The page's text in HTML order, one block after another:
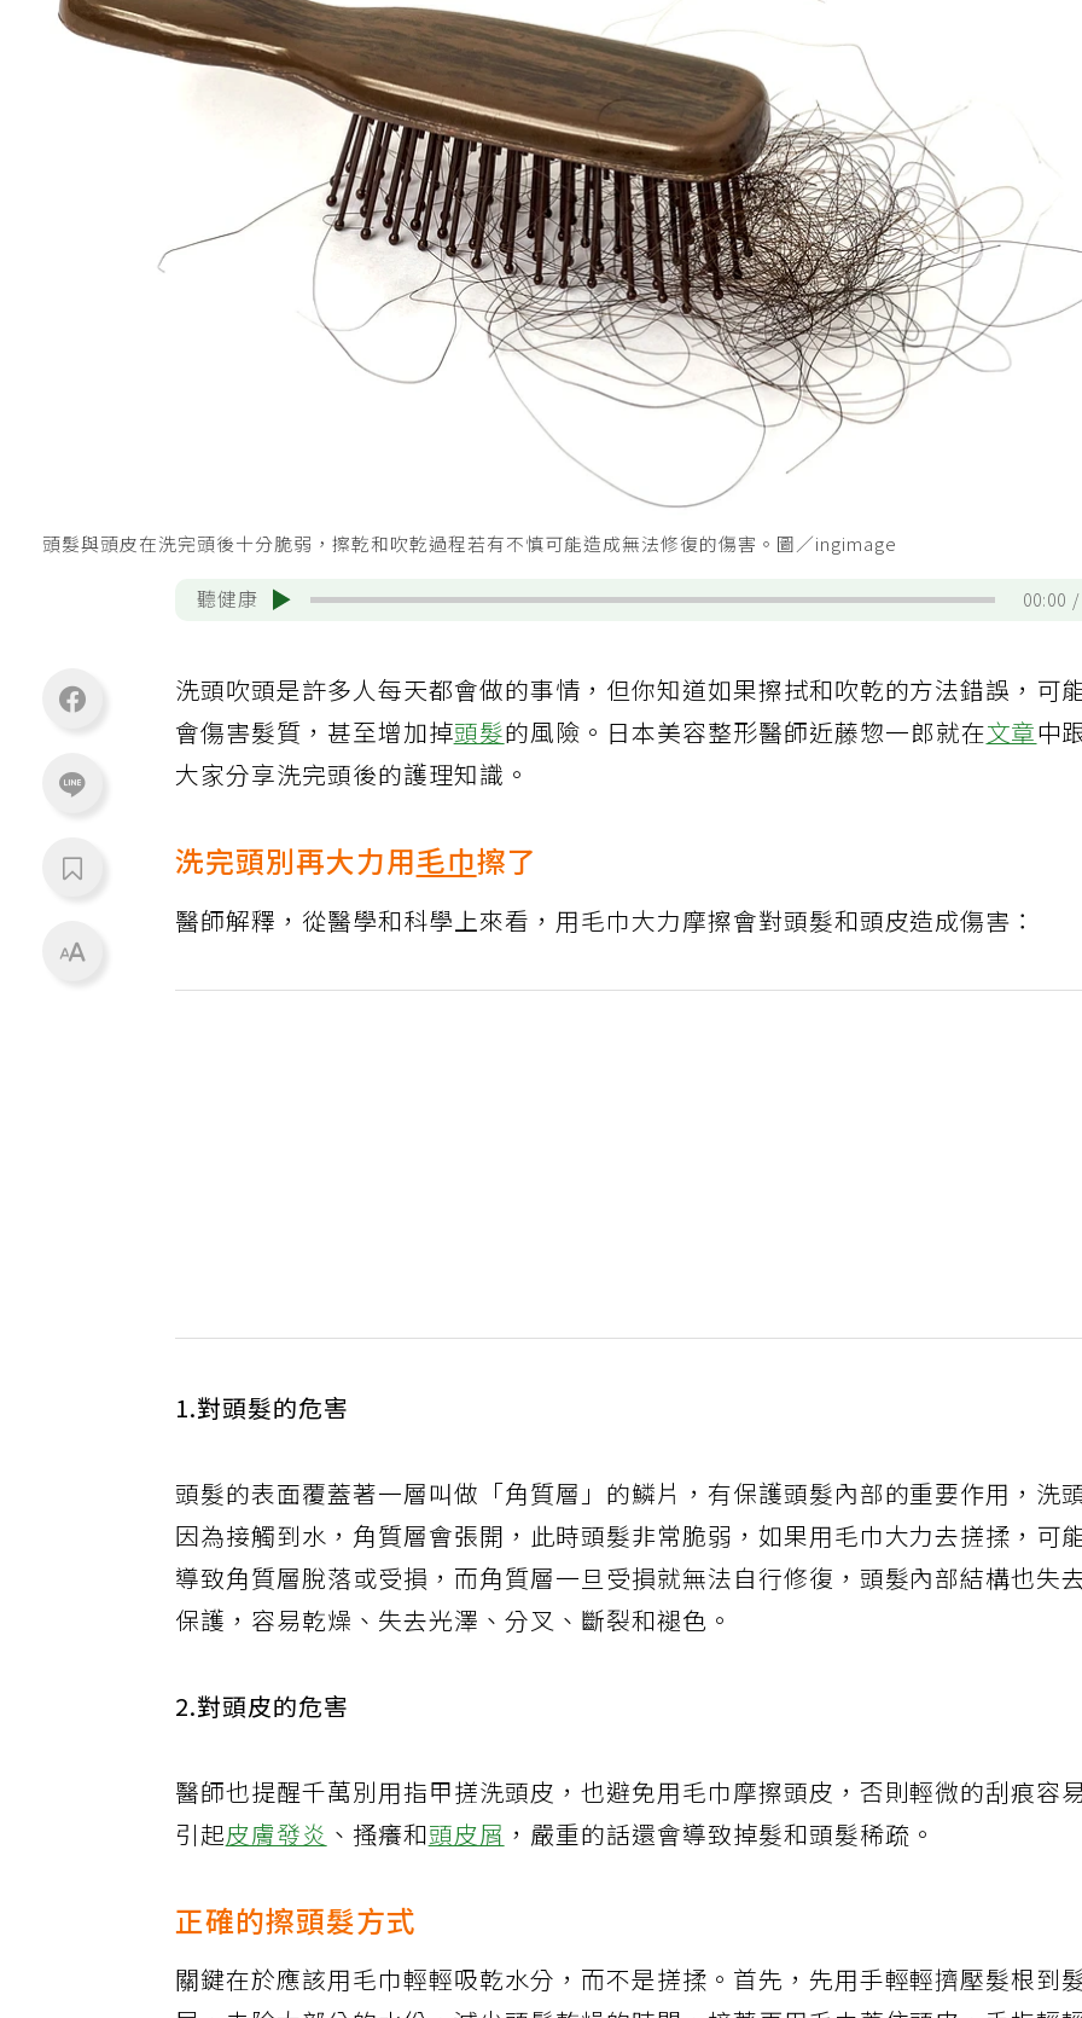
頭髮與頭皮在洗完頭後十分脆弱，擦乾和吹乾過程若有不慎可能造成無法修復的傷害。圖／ingimage
聽健康 00:00
洗頭吹頭是許多人每天都會做的事情，但你知道如果擦拭和吹乾的方法錯誤，可
會傷害髮質，甚至增加掉頭髮的風險。日本美容整形醫師近藤惣一郎就在文章中
大家分享洗完頭後的護理知識。
洗完頭別再大力用毛巾擦了
醫師解釋，從醫學和科學上來看，用毛巾大力摩擦會對頭髮和頭皮造成傷害：
1.對頭髮的危害
頭髮的表面覆蓋著一層叫做「角質層」的鱗片，有保護頭髮內部的重要作用，洗
因為接觸到水，角質層會張開，此時頭髮非常脆弱，如果用毛巾大力去搓揉，可
導致角質層脫落或受損，而角質層一旦受損就無法自行修復，頭髮內部結構也失
保護，容易乾燥、失去光澤、分叉、斷裂和褪色。
2.對頭皮的危害
醫師也提醒千萬別用指甲搓洗頭皮，也避免用毛巾摩擦頭皮，否則輕微的刮痕容
引起皮膚發炎 、搔癢和頭皮屑 ，嚴重的話還會導致掉髮和頭髮稀疏。
正確的擦頭髮方式
關鍵在於應該用毛巾輕輕吸乾水分，而不是搓揉。首先，先用手輕輕擠壓髮根到